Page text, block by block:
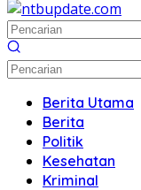
Berita Utama
Berita
Politik
Kesehatan
Kriminal